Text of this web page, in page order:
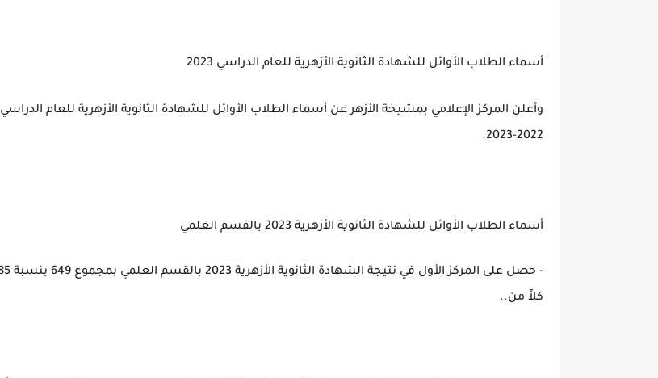
أسماء الطلاب الأوائل للشهادة الثانوية الأزهرية للعام الدراسي 2023
وأعلن المركز الإعلامي بمشيخة الأزهر عن أسماء الطلاب الأوائل للشهادة الثانوية الأزهرية للعام الدراسي
2022-2023.
أسماء الطلاب الأوائل للشهادة الثانوية الأزهرية 2023 بالقسم العلمي
كلاً من..